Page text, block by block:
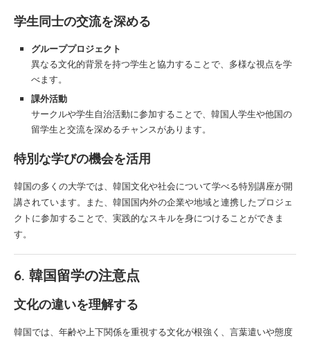
学生同士の交流を深める
グループプロジェクト
異なる文化的背景を持つ学生と協力することで、多様な視点を学
べます。
課外活動
サークルや学生自治活動に参加することで、韓国人学生や他国の
留学生と交流を深めるチャンスがあります。
特別な学びの機会を活用
韓国の多くの大学では、韓国文化や社会について学べる特別講座が開
講されています。また、韓国国内外の企業や地域と連携したプロジェ
クトに参加することで、実践的なスキルを身につけることができま
す。
6. 韓国留学の注意点
文化の違いを理解する
韓国では、年齢や上下関係を重視する文化が根強く、言葉遣いや態度